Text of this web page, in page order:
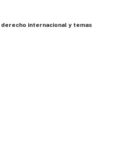
internacional y temas